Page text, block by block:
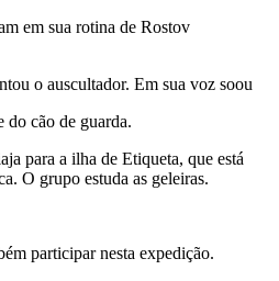
em sua rotina de Rostov
o auscultador. Em sua voz soou
do cão de guarda.
para a ilha de Etiqueta, que está
O grupo estuda as geleiras.
participar nesta expedição.